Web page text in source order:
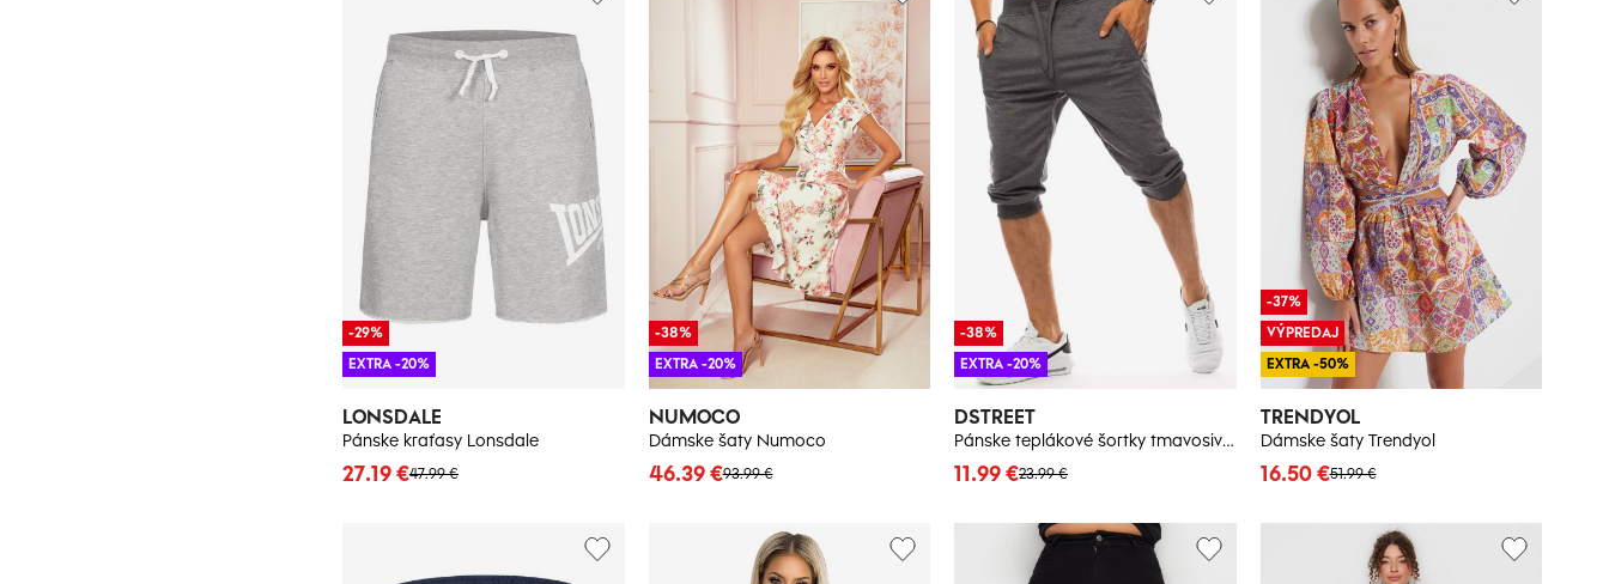
LONSDALE
Pánske kraťasy Lonsdale
47.99 €
27.19 €
-29%
EXTRA -20%
NUMOCO
Dámske šaty Numoco
93.99 €
46.39 €
-38%
EXTRA -20%
DSTREET
Pánske teplákové šortky tmavosivé Dstreet
23.99 €
11.99 €
-38%
EXTRA -20%
TRENDYOL
Dámske šaty Trendyol
51.99 €
16.50 €
-37%
VÝPREDAJ
EXTRA -50%